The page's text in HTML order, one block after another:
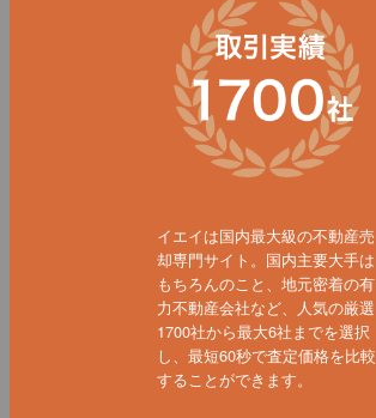
イエイは国内最大級の不動産売
却専門サイト。国内主要大手は
もちろんのこと、地元密着の有
力不動産会社など、人気の厳選
1700社から最大6社までを選択
し、最短60秒で査定価格を比較
することができます。